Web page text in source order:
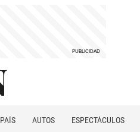
PAÍS AUTOS
ESPECTÁCULOS